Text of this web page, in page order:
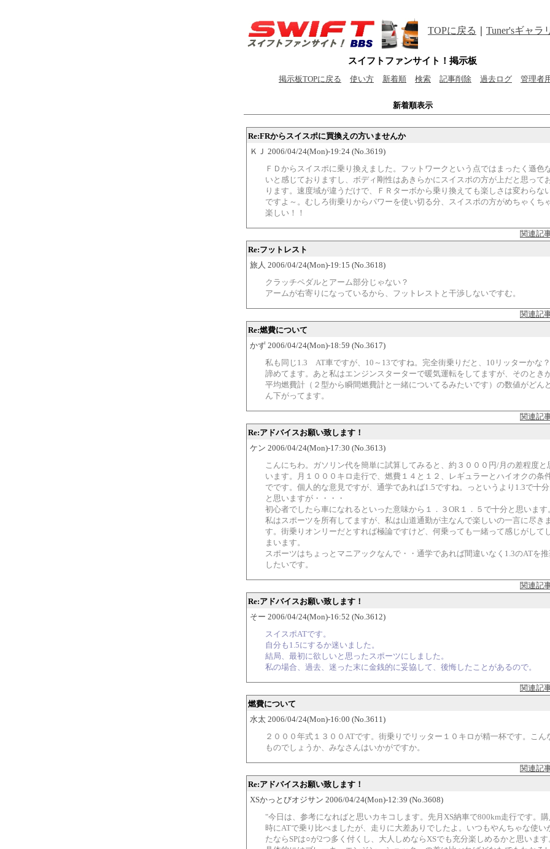
TOPに戻る Tuner'sギャラ
スイフトファンサイト！掲示板
掲示板TOPに戻る 使い方 新着順 検索 記事削除 過去ログ 管理者
新着順表示
Re:FRからスイスポに買換えの方いませんか
ＫＪ 2006/04/24(Mon)-19:24 (No.3619)
ＦＤからスイスポに乗り換えました。フットワークという点ではまったく遜色
いと感じておりますし、ボディ剛性はあきらかにスイスポの方が上だと思って
ります。速度域が違うだけで、ＦＲターボから乗り換えても楽しさは変わらな
ですよ～。むしろ街乗りからパワーを使い切る分、スイスポの方がめちゃくち
楽しい！！
関連記
Re:フットレスト
旅人 2006/04/24(Mon)-19:15 (No.3618)
クラッチペダルとアーム部分じゃない？
アームが右寄りになっているから、フットレストと干渉しないですむ。
関連記
Re:燃費について
かず 2006/04/24(Mon)-18:59 (No.3617)
私も同じ1.3 AT車ですが、10～13ですね。完全街乗りだと、10リッターかな
諦めてます。あと私はエンジンスターターで暖気運転をしてますが、そのとき
平均燃費計（２型から瞬間燃費計と一緒についてるみたいです）の数値がどん
ん下がってます。
関連記
Re:アドバイスお願い致します！
ケン 2006/04/24(Mon)-17:30 (No.3613)
こんにちわ。ガソリン代を簡単に試算してみると、約３０００円/月の差程度と
います。月１０００キロ走行で、燃費１４と１２、レギュラーとハイオクの条
でです。個人的な意見ですが、通学であれば1.5ですね。っというより1.3で十
と思いますが・・・・
初心者でしたら車になれるといった意味から１．３OR１．５で十分と思います
私はスポーツを所有してますが、私は山道通勤が主なんで楽しいの一言に尽きま
す。街乗りオンリーだとすれば極論ですけど、何乗っても一緒って感じがして
まいます。
スポーツはちょっとマニアックなんで・・通学であれば間違いなく1.3のATを
したいです。
関連記
Re:アドバイスお願い致します！
そー 2006/04/24(Mon)-16:52 (No.3612)
スイスポATです。
自分も1.5にするか迷いました。
結局、最初に欲しいと思ったスポーツにしました。
私の場合、過去、迷った末に金銭的に妥協して、後悔したことがあるので。
関連記
燃費について
水太 2006/04/24(Mon)-16:00 (No.3611)
２０００年式１３００ATです。街乗りでリッター１０キロが精一杯です。こん
ものでしょうか、みなさんはいかがですか。
関連記
Re:アドバイスお願い致します！
XSかっとびオジサン 2006/04/24(Mon)-12:39 (No.3608)
"今日は、参考になればと思いカキコします。先月XS納車で800km走行です。購
時にATで乗り比べましたが、走りに大差ありでしたよ。いつもやんちゃな使い
たならSPは○が2つ多く付くし、大人しめならXSでも充分楽しめるかと思います